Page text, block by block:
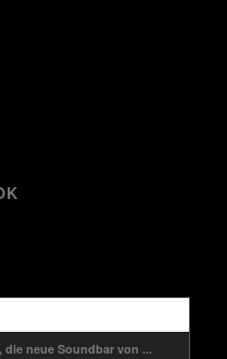
die neue Soundbar von ...